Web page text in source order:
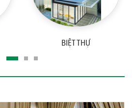
BIỆT THỰ